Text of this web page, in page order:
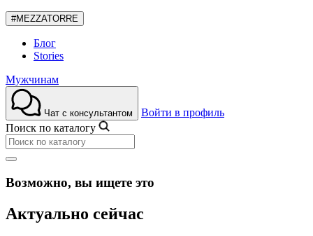
#MEZZATORRE
Блог
Stories
Мужчинам
Чат с консультантом
Войти в профиль
Поиск по каталогу
Возможно, вы ищете это
Актуально сейчас